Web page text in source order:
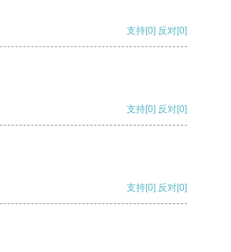
支持[0] 反对[0]
支持[0] 反对[0]
支持[0] 反对[0]